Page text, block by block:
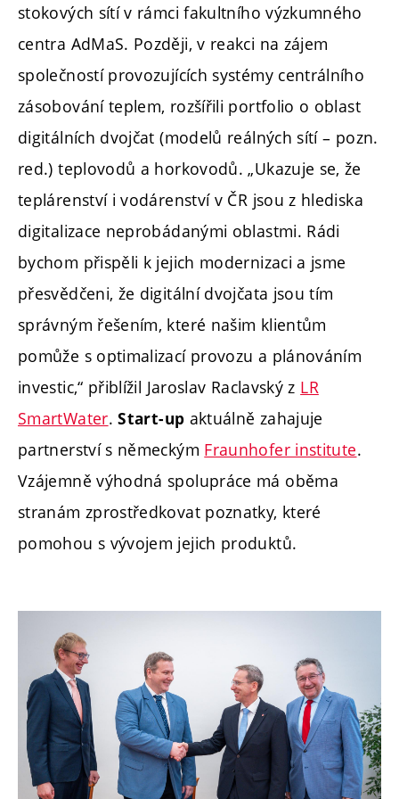
stokových sítí v rámci fakultního výzkumného
centra AdMaS. Později, v reakci na zájem
společností provozujících systémy centrálního
zásobování teplem, rozšířili portfolio o oblast
digitálních dvojčat (modelů reálných sítí – pozn.
red.) teplovodů a horkovodů. „Ukazuje se, že
teplárenství i vodárenství v ČR jsou z hlediska
digitalizace neprobádanými oblastmi. Rádi
bychom přispěli k jejich modernizaci a jsme
přesvědčeni, že digitální dvojčata jsou tím
správným řešením, které našim klientům
pomůže s optimalizací provozu a plánováním
investic,“ přiblížil Jaroslav Raclavský z LR
SmartWater. Start-up aktuálně zahajuje
partnerství s německým Fraunhofer institute.
Vzájemně výhodná spolupráce má oběma
stranám zprostředkovat poznatky, které
pomohou s vývojem jejich produktů.